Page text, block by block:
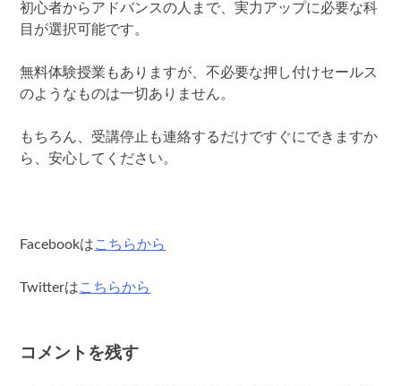
初心者からアドバンスの人まで、実力アップに必要な科
目が選択可能です。
無料体験授業もありますが、不必要な押し付けセールス
のようなものは一切ありません。
もちろん、受講停止も連絡するだけですぐにできますか
ら、安心してください。
Facebookはこちらから
Twitterはこちらから
コメントを残す